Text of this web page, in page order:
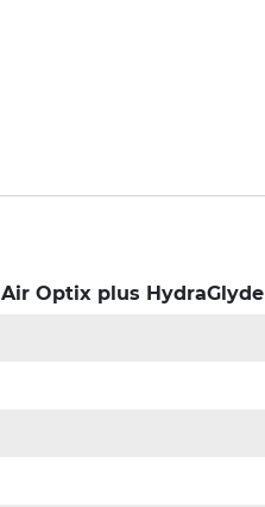
Air Optix plus HydraGlyde